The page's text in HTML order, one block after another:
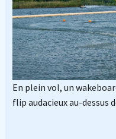
En plein vol, un
flip audacieux au-dessus